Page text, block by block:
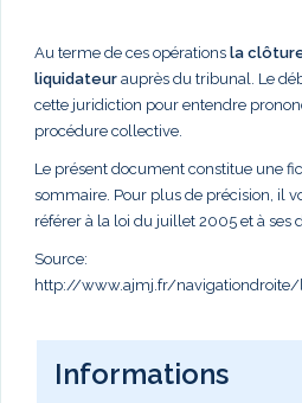
Au terme de ces opérations la
liquidateur auprès du tribunal. Le
cette juridiction pour entendre
procédure collective.
Le présent document constitue une
sommaire. Pour plus de précision, il
référer à la loi du juillet 2005 et à ses
Source:
http://www.ajmj.fr/
Informations